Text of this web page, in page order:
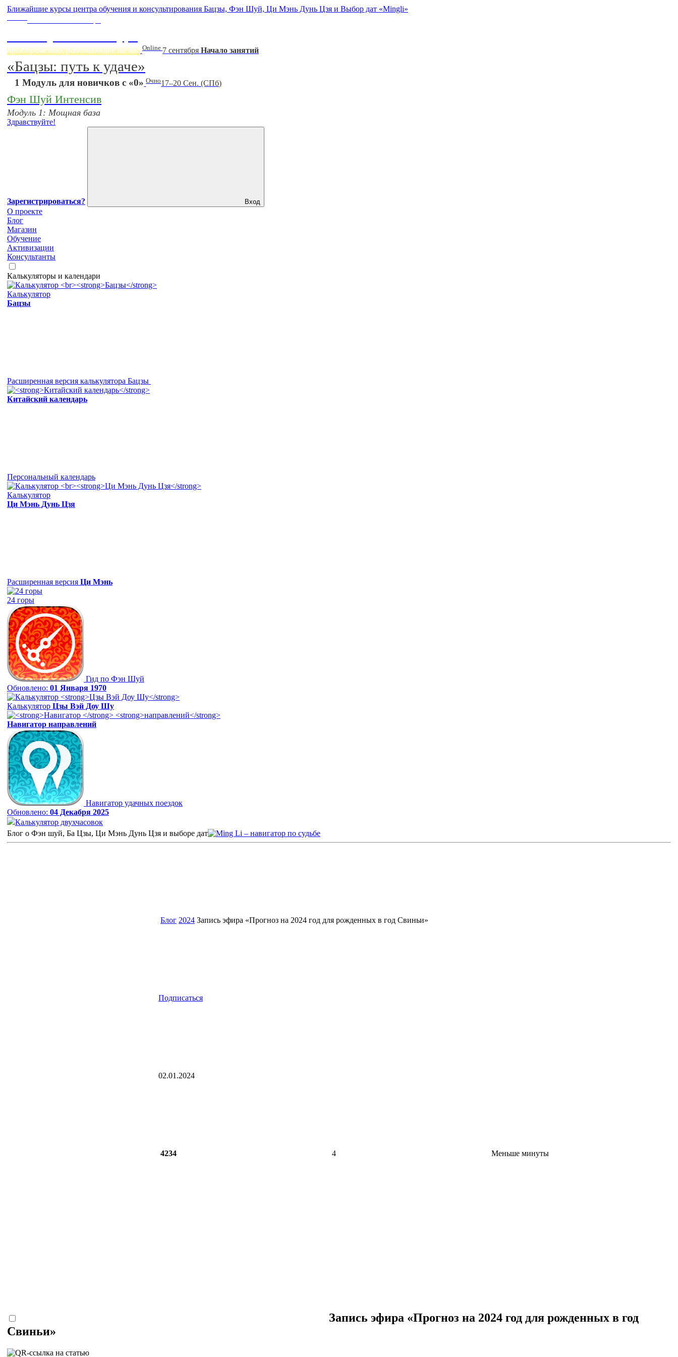
Ближайшие курсы центра обучения и консультирования Бацзы, Фэн Шуй, Ци Мэнь Дунь Цзя и Выбор дат «Mingli»
пространство, работающее на вас Online 7 сентября Начало занятий
«Бацзы: путь к удаче»
1 Модуль для новичков с «0» Очно17–20 Сен. (СПб)
Фэн Шуй Интенсив
Модуль 1: Мощная база
Здравствуйте!
Зарегистрироваться? Вход
О проекте
Блог
Магазин
Обучение
Активизации
Консультанты
Калькуляторы и календари
Калькулятор
Бацзы
Расширенная версия калькулятора Бацзы
Китайский календарь
Персональный календарь
Калькулятор
Ци Мэнь Дунь Цзя
Расширенная версия Ци Мэнь
24 горы
Гид по Фэн Шуй
Обновлено: 01 Января 1970
Калькулятор Цзы Вэй Доу Шу
Навигатор направлений
Навигатор удачных поездок
Обновлено: 04 Декабря 2025
Калькулятор двухчасовок
Блог о Фэн шуй, Ба Цзы, Ци Мэнь Дунь Цзя и выборе дат
Блог 2024 Запись эфира «Прогноз на 2024 год для рожденных в год Свиньи»
Подписаться
02.01.2024
4234 4 Меньше минуты
Запись эфира «Прогноз на 2024 год для рожденных в год
Свиньи»